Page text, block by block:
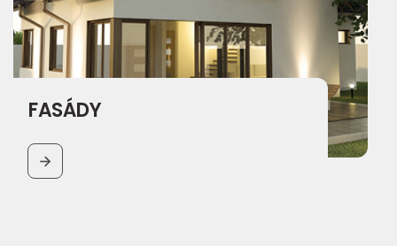
FASÁDY
BUTTON